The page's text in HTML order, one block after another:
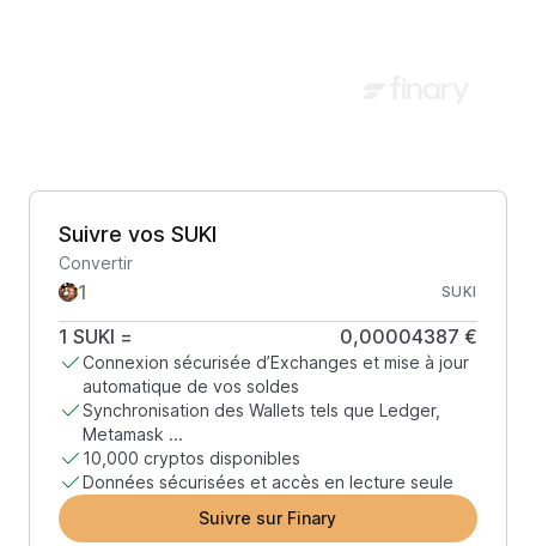
Suivre vos SUKI
Convertir
SUKI
1 SUKI = 0,00004387 €
Connexion sécurisée d’Exchanges et mise à jour
automatique de vos soldes
Synchronisation des Wallets tels que Ledger,
Metamask ...
10,000 cryptos disponibles
Données sécurisées et accès en lecture seule
Suivre sur Finary